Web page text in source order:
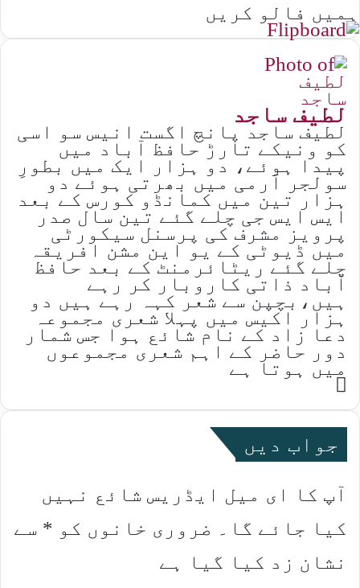
ہمیں فالو کریں
لطیف ساجد
لطیف ساجد پانچ اگست انیس سو اسی
کو ونیکے تارڑ حافظ آباد میں
پیدا ہوئے، دو ہزار ایک میں بطورِ
سولجر آرمی میں بھرتی ہوئے دو
ہزار تین میں کمانڈو کورس کے بعد
ایس ایس جی چلے گئے تین سال صدر
پرویز مشرف کی پرسنل سیکورٹی
میں ڈیوٹی کے یو این مشن افریقہ
چلے گئے ریٹائرمنٹ کے بعد حافظ
آباد ذاتی کاروبار کر رہے
ہیں،بچپن سے شعر کہہ رہے ہیں دو
ہزار اکیس میں پہلا شعری مجموعہ
دعا زاد کے نام شائع ہوا جس شمار
دور حاضر کے اہم شعری مجموعوں
میں ہوتا ہے
Website
جواب دیں
آپ کا ای میل ایڈریس شائع نہیں
کیا جائے گا۔
ضروری خانوں کو * سے
نشان زد کیا گیا ہے